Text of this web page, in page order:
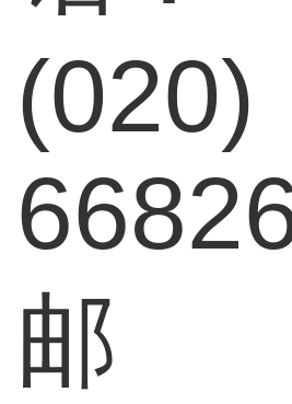
(020)
邮